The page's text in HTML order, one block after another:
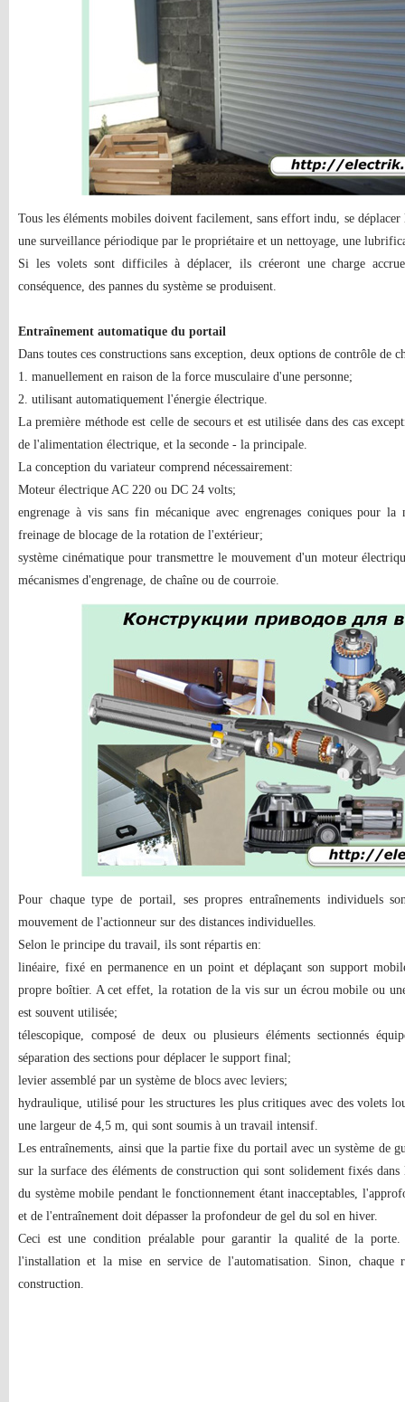
Tous les éléments mobiles doivent facilement, sans effort indu, se
une surveillance périodique par le propriétaire et un nettoyage, une
Si les volets sont difficiles à déplacer, ils créeront une charge
conséquence, des pannes du système se produisent.
Entraînement automatique du portail
Dans toutes ces constructions sans exception, deux options de contrôle de
1. manuellement en raison de la force musculaire d'une personne;
2. utilisant automatiquement l'énergie électrique.
La première méthode est celle de secours et est utilisée dans des cas
de l'alimentation électrique, et la seconde - la principale.
La conception du variateur comprend nécessairement:
Moteur électrique AC 220 ou DC 24 volts;
engrenage à vis sans fin mécanique avec engrenages coniques pour
freinage de blocage de la rotation de l'extérieur;
système cinématique pour transmettre le mouvement d'un moteur
mécanismes d'engrenage, de chaîne ou de courroie.
Pour chaque type de portail, ses propres entraînements individuels
mouvement de l'actionneur sur des distances individuelles.
Selon le principe du travail, ils sont répartis en:
linéaire, fixé en permanence en un point et déplaçant son support
propre boîtier. A cet effet, la rotation de la vis sur un écrou mobile ou
est souvent utilisée;
télescopique, composé de deux ou plusieurs éléments sectionnés
séparation des sections pour déplacer le support final;
levier assemblé par un système de blocs avec leviers;
hydraulique, utilisé pour les structures les plus critiques avec des volets
une largeur de 4,5 m, qui sont soumis à un travail intensif.
Les entraînements, ainsi que la partie fixe du portail avec un système de
sur la surface des éléments de construction qui sont solidement fixés
du système mobile pendant le fonctionnement étant inacceptables,
et de l'entraînement doit dépasser la profondeur de gel du sol en hiver.
Ceci est une condition préalable pour garantir la qualité de la
l'installation et la mise en service de l'automatisation. Sinon, chaque
construction.